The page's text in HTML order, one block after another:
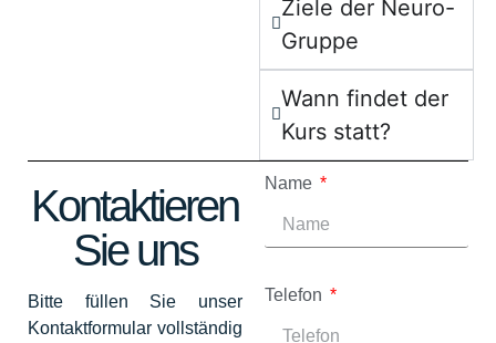
Ziele der Neuro-
Gruppe
Wann findet der
Kurs statt?​
Kontaktieren
Sie uns
Bitte füllen Sie unser
Kontaktformular vollständig
Name
Telefon